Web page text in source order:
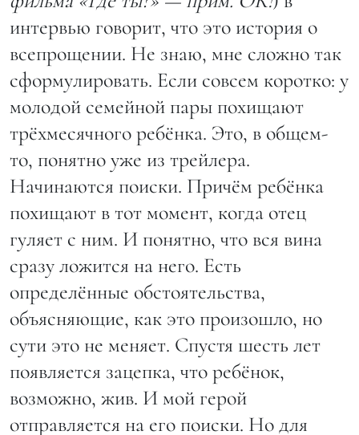
интервью говорит, что это история о
всепрощении. Не знаю, мне сложно так
сформулировать. Если совсем коротко: у
молодой семейной пары похищают
трёхмесячного ребёнка. Это, в общем-
то, понятно уже из трейлера.
Начинаются поиски. Причём ребёнка
похищают в тот момент, когда отец
гуляет с ним. И понятно, что вся вина
сразу ложится на него. Есть
определённые обстоятельства,
объясняющие, как это произошло, но
сути это не меняет. Спустя шесть лет
появляется зацепка, что ребёнок,
возможно, жив. И мой герой
отправляется на его поиски. Но для